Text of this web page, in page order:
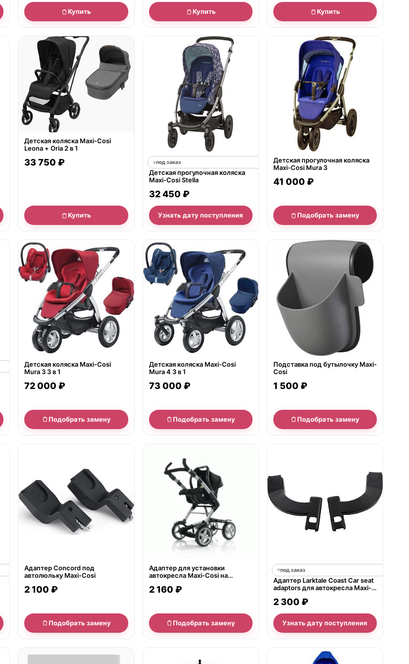
Купить Купить Купить
● в наличии
Детская коляска Maxi-Cosi
Leona + Oria 2 в 1
33 750 ₽
Купить
под заказ
Детская прогулочная коляска
Maxi-Cosi Stella
32 450 ₽
Узнать дату поступления
нет в продаже
Детская прогулочная коляска
Maxi-Cosi Mura 3
41 000 ₽
Подобрать замену
нет в продаже
Детская коляска Maxi-Cosi
Mura 3 3 в 1
72 000 ₽
Подобрать замену
нет в продаже
Детская коляска Maxi-Cosi
Mura 4 3 в 1
73 000 ₽
Подобрать замену
нет в продаже
Подставка под бутылочку Maxi-
Cosi
1 500 ₽
Подобрать замену
Адаптер Concord под
автолюльку Maxi-Cosi
2 100 ₽
Подобрать замену
Адаптер для установки
автокресла Maxi-Cosi на
2 160 ₽
Подобрать замену
под заказ
Адаптер Larktale Coast Car seat
adaptors для автокресла Maxi-
2 300 ₽
Узнать дату поступления